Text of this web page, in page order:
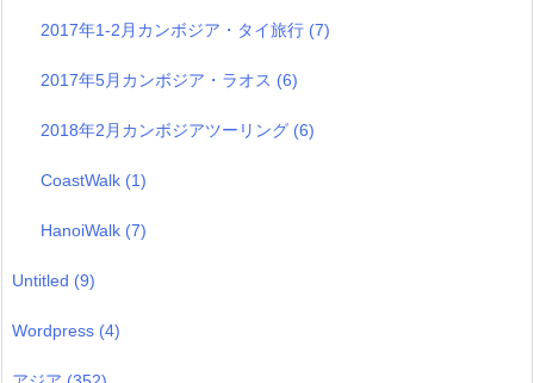
2017年1-2月カンボジア・タイ旅行 (7)
2017年5月カンボジア・ラオス (6)
2018年2月カンボジアツーリング (6)
CoastWalk (1)
HanoiWalk (7)
Untitled (9)
Wordpress (4)